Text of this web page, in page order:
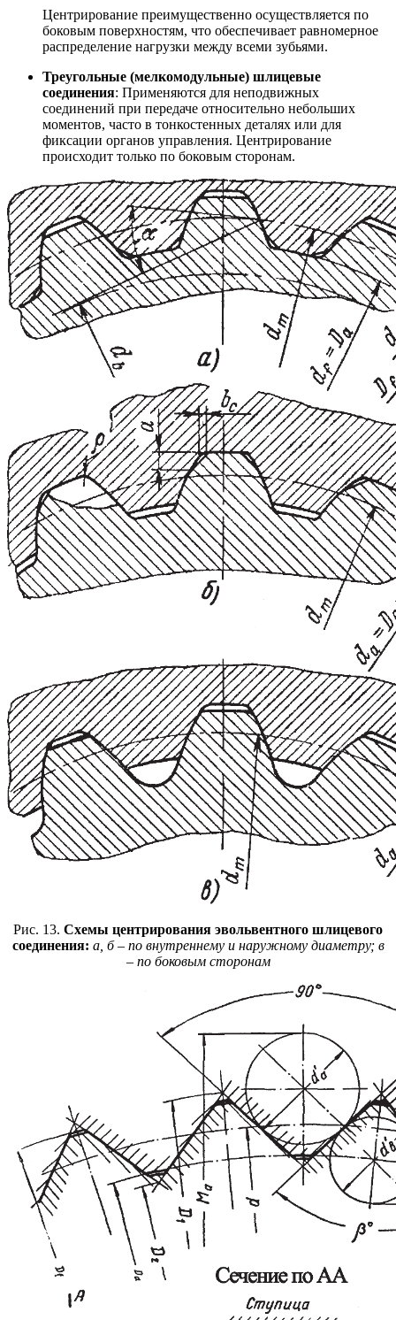
Центрирование преимущественно осуществляется по
боковым поверхностям, что обеспечивает равномерное
распределение нагрузки между всеми зубьями.
Треугольные (мелкомодульные) шлицевые
соединения: Применяются для неподвижных
соединений при передаче относительно небольших
моментов, часто в тонкостенных деталях или для
фиксации органов управления. Центрирование
происходит только по боковым сторонам.
Рис. 13. Схемы центрирования эвольвентного шлицевого
соединения: а, б – по внутреннему и наружному диаметру; в
– по боковым сторонам